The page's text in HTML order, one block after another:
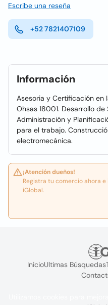
Escribe una reseña
+52 7821407109
Información
Asesoria y Certificación en
Ohsas 18001. Desarrollo
Administración y
para el trabajo.
electromecánica.
¡Atención dueños!
Registra tu comercio ahora
iGlobal.
InicioUltimas Búsquedas